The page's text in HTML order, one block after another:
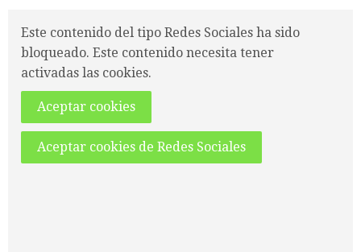
Este contenido del tipo Redes Sociales ha sido
bloqueado. Este contenido necesita tener
activadas las cookies.
Aceptar cookies
Aceptar cookies de Redes Sociales